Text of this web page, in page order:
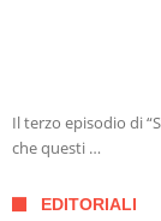
Il terzo episodio di
che questi …
EDITORIALI